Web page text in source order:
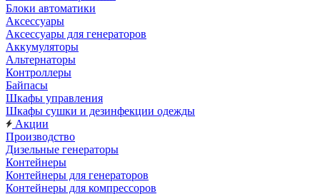
Блоки автоматики
Аксессуары
Аксессуары для генераторов
Аккумуляторы
Альтернаторы
Контроллеры
Байпасы
Шкафы управления
Шкафы сушки и дезинфекции одежды
Акции
Производство
Дизельные генераторы
Контейнеры
Контейнеры для генераторов
Контейнеры для компрессоров